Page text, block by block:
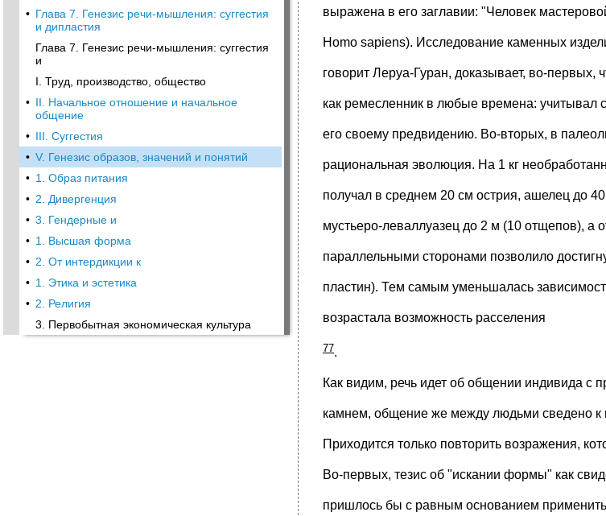
• Глава 7. Генезис речи-мышления: суггестия
и дипластия
Глава 7. Генезис речи-мышления: суггестия
и
I. Труд, производство, общество
• II. Начальное отношение и начальное
общение
• III. Суггестия
• V. Генезис образов, значений и понятий
• 1. Образ питания
• 2. Дивергенция
• 3. Гендерные и
• 1. Высшая форма
• 2. От интердикции к
• 1. Этика и эстетика
• 2. Религия
3. Первобытная экономическая культура
выражена в его заглавии: "Человек
Homo sapiens). Исследование каменных
говорит Леруа-Гуран, доказывает, во-первых,
как ремесленник в любые времена: учитывал
его своему предвидению. Во-вторых, в
рациональная эволюция. На 1 кг
получал в среднем 20 см острия, ашелец до
мустьеро-леваллуазец до 2 м (10 отщепов), а
параллельными сторонами позволило
пластин). Тем самым уменьшалась
возрастала возможность расселения
77.
Как видим, речь идет об общении индивида с
камнем, общение же между людьми сведено к
Приходится только повторить возражения,
Во-первых, тезис об "искании формы" как
пришлось бы с равным основанием